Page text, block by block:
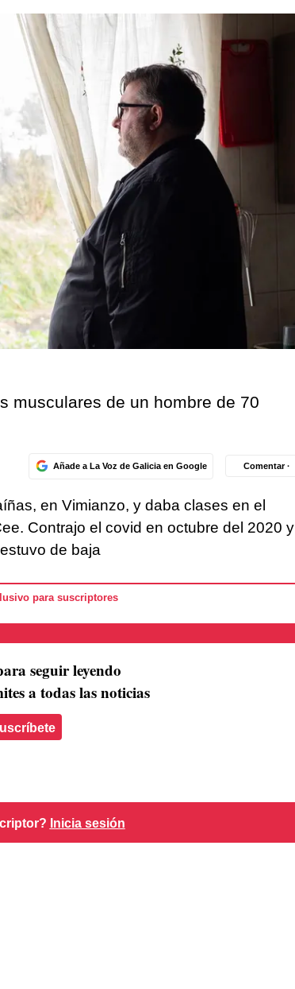
musculares de un hombre de 70
Añade a La Voz de Galicia en Google Comentar ·
en Vimianzo, y daba clases en el
Contrajo el covid en octubre del 2020 y
de baja
para suscriptores
seguir leyendo
a todas las noticias
Inicia sesión